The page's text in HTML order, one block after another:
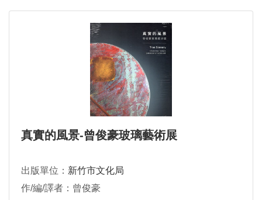
真實的風景-曾俊豪玻璃藝術展
出版單位： 新竹市文化局
作/編/譯者：曾俊豪